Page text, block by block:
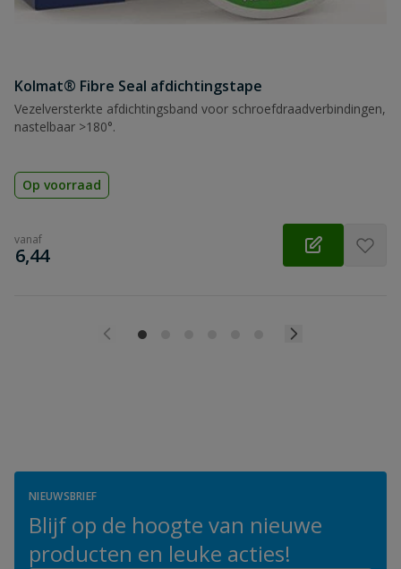
Kolmat® Fibre Seal afdichtingstape
Vezelversterkte afdichtingsband voor schroefdraadverbindingen,
nastelbaar >180°.
Op voorraad
vanaf
€
6,44
NIEUWSBRIEF
Blijf op de hoogte van nieuwe
producten en leuke acties!